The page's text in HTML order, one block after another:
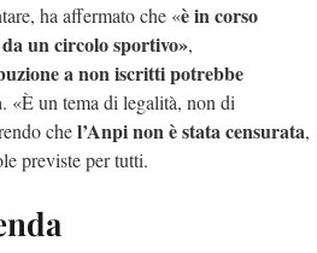
ha affermato che «è in corso
un circolo sportivo»,
a non iscritti potrebbe
. «È un tema di legalità, non di
chel’Anpi non è stata censurata,
previste per tutti.